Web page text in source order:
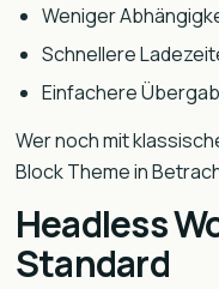
Weniger
Schnellere
Einfachere
Wer noch mit
Block Theme in
Headless
Standard